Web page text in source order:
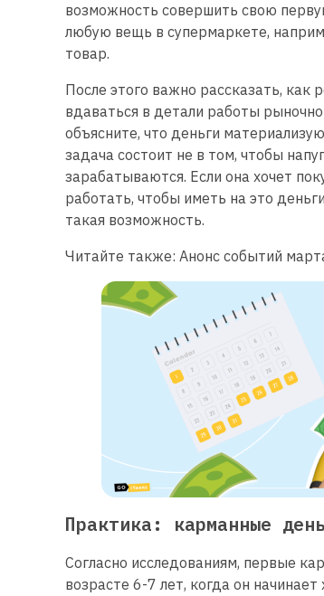
возможность совершить свою
любую вещь в супермаркете,
товар.
После этого важно рассказать, как
вдаваться в детали работы
объясните, что деньги
задача состоит не в том, чтобы
зарабатываются. Если она хочет
работать, чтобы иметь на это
такая возможность.
Читайте также: Анонс событий
Практика: карманные
Согласно исследованиям, первые
возрасте 6-7 лет, когда он